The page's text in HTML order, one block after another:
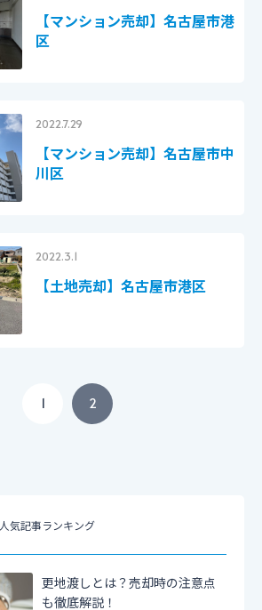
【マンション売却】名古屋市港
区
2022.7.29
【マンション売却】名古屋市中
川区
2022.3.1
【土地売却】名古屋市港区
1 2
人気記事ランキング
更地渡しとは？売却時の注意点
も徹底解説！